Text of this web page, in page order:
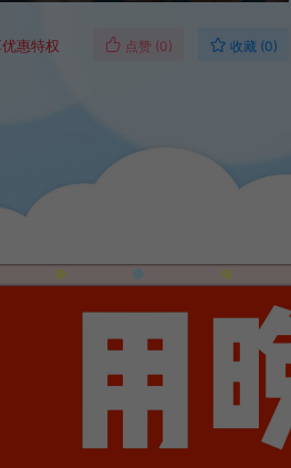
惠特权 点赞 (0) 收藏 (0)